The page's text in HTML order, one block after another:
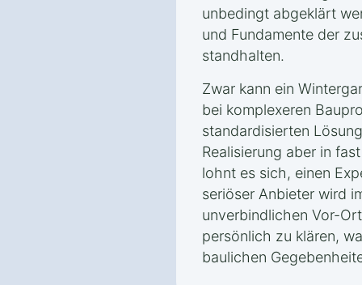
unbedingt abgeklärt
und Fundamente der
standhalten.
Zwar kann ein
bei komplexeren
standardisierten
Realisierung aber in
lohnt es sich, einen
seriöser Anbieter wird
unverbindlichen Vor-
persönlich zu klären,
baulichen